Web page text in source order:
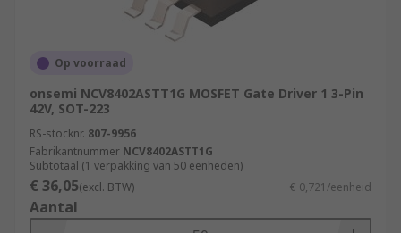
Op voorraad
onsemi NCV8402ASTT1G MOSFET Gate Driver 1 3-Pin
42V, SOT-223
RS-stocknr. 807-9956
Fabrikantnummer NCV8402ASTT1G
Subtotaal (1 verpakking van 50 eenheden)
€ 36,05(excl. BTW) € 0,721/eenheid
Aantal